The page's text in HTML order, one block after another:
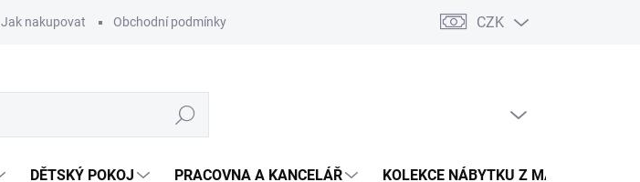
Jak nakupovat Obchodní podmínky Podmínky ochrany osobních údajů Pojištění zásilky
CZK
Hledat
DĚTSKÝ POKOJ PRACOVNA A KANCELÁŘ KOLEKCE NÁBYTKU Z MASIVU